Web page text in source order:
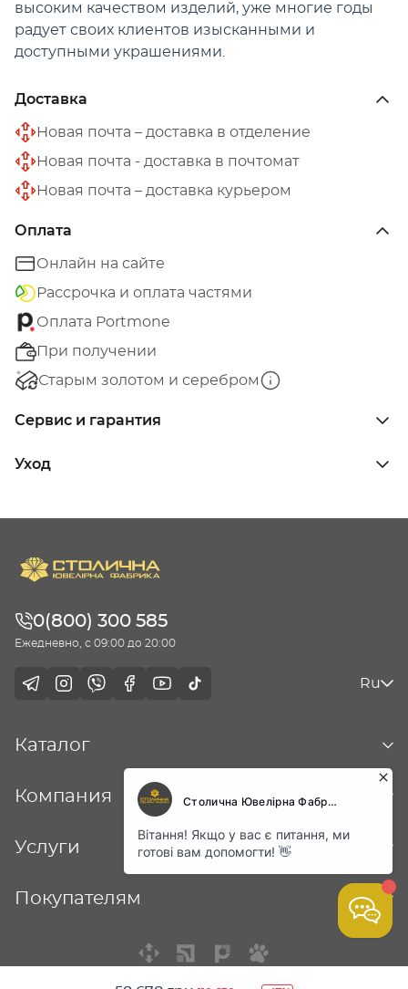
высоким качеством изделий, уже многие годы
радует своих клиентов изысканными и
доступными украшениями.
Доставка
Новая почта – доставка в отделение
Новая почта - доставка в почтомат
Новая почта – доставка курьером
Оплата
Онлайн на сайте
Рассрочка и оплата частями
Оплата Portmone
При получении
Старым золотом и серебром
Сервис и гарантия
Уход
0(800) 300 585
Ежедневно, с 09:00 до 20:00
Ru
Каталог
Компания
Услуги
Покупателям